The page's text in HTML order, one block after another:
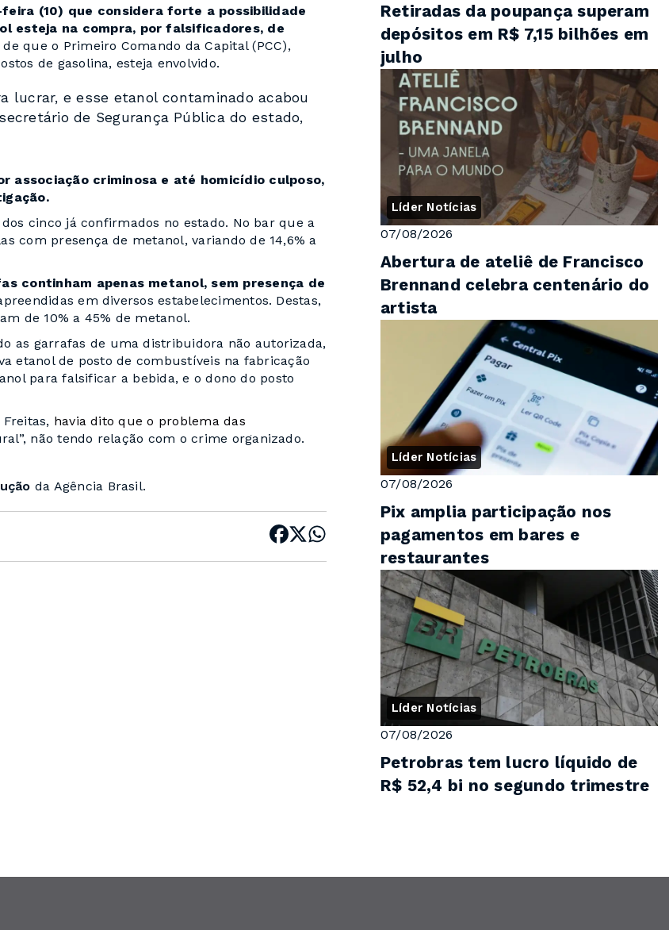
(10) que considera forte a possibilidade
esteja na compra, por falsificadores, de
que o Primeiro Comando da Capital (PCC),
de gasolina, esteja envolvido.
lucrar, e esse etanol contaminado acabou
de Segurança Pública do estado,
associação criminosa e até homicídio culposo,
cinco já confirmados no estado. No bar que a
com presença de metanol, variando de 14,6% a
continham apenas metanol, sem presença de
em diversos estabelecimentos. Destas,
de 10% a 45% de metanol.
as garrafas de uma distribuidora não autorizada,
etanol de posto de combustíveis na fabricação
para falsificar a bebida, e o dono do posto
havia dito que o problema das
não tendo relação com o crime organizado.
da Agência Brasil.
Retiradas da poupança superam
depósitos em R$ 7,15 bilhões em
julho
Líder Notícias
07/08/2026
Abertura de ateliê de Francisco
Brennand celebra centenário do
artista
Líder Notícias
07/08/2026
Pix amplia participação nos
pagamentos em bares e
restaurantes
Líder Notícias
07/08/2026
Petrobras tem lucro líquido de
R$ 52,4 bi no segundo trimestre